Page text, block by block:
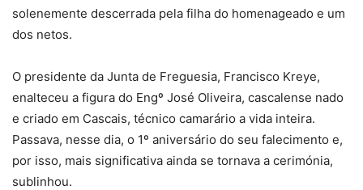
solenemente descerrada pela filha do homenageado e um
dos netos.
O presidente da Junta de Freguesia, Francisco Kreye,
enalteceu a figura do Engº José Oliveira, cascalense nado
e criado em Cascais, técnico camarário a vida inteira.
Passava, nesse dia, o 1º aniversário do seu falecimento e,
por isso, mais significativa ainda se tornava a cerimónia,
sublinhou.